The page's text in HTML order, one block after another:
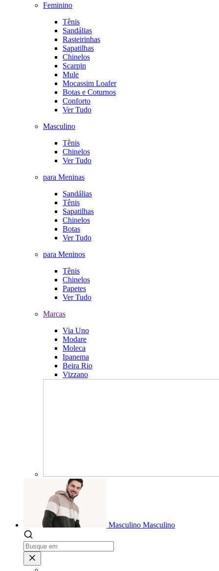
Feminino
Tênis
Sandálias
Rasteirinhas
Sapatilhas
Chinelos
Scarpin
Mule
Mocassim Loafer
Botas e Coturnos
Conforto
Ver Tudo
Masculino
Tênis
Chinelos
Ver Tudo
para Meninas
Sandálias
Tênis
Sapatilhas
Chinelos
Botas
Ver Tudo
para Meninos
Tênis
Chinelos
Papetes
Ver Tudo
Marcas
Via Uno
Modare
Moleca
Ipanema
Beira Rio
Vizzano
Masculino Masculino